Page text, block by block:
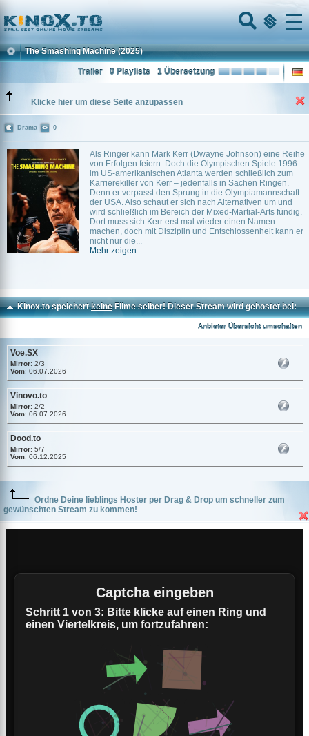
Home
Menu
The Smashing Machine (2025)
1 Übersetzung
0 Playlists
Trailer
Klicke hier um diese Seite anzupassen
Als Ringer kann Mark Kerr (Dwayne Johnson) eine Reihe
von Erfolgen feiern. Doch die Olympischen Spiele 1996
im US-amerikanischen Atlanta werden schließlich zum
Karrierekiller von Kerr – jedenfalls in Sachen Ringen.
Denn er verpasst den Sprung in die Olympiamannschaft
der USA. Also schaut er sich nach Alternativen um und
wird schließlich im Bereich der Mixed-Martial-Arts fündig.
Dort muss sich Kerr erst mal wieder einen Namen
machen, doch mit Disziplin und Entschlossenheit kann er
nicht nur die...
Mehr zeigen...
Drama 0
Kinox.to speichertkeineFilme selber! Dieser Stream wird gehostet bei:
Anbieter Übersicht umschalten
Voe.SX
Mirror: 2/3
Vom: 06.07.2026
Vinovo.to
Mirror: 2/2
Vom: 06.07.2026
Dood.to
Mirror: 5/7
Vom: 06.12.2025
Ordne Deine lieblings Hoster per Drag & Drop um schneller zum
gewünschten Stream zu kommen!